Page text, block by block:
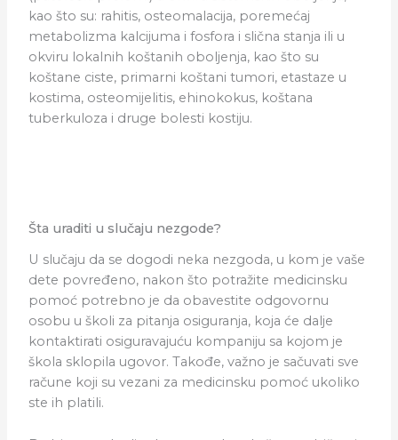
kao što su: rahitis, osteomalacija, poremećaj
metabolizma kalcijuma i fosfora i slična stanja ili u
okviru lokalnih koštanih oboljenja, kao što su
koštane ciste, primarni koštani tumori, etastaze u
kostima, osteomijelitis, ehinokokus, koštana
tuberkuloza i druge bolesti kostiju.
Šta uraditi u slučaju nezgode?
U slučaju da se dogodi neka nezgoda, u kom je vaše
dete povređeno, nakon što potražite medicinsku
pomoć potrebno je da obavestite odgovornu
osobu u školi za pitanja osiguranja, koja će dalje
kontaktirati osiguravajuću kompaniju sa kojom je
škola sklopila ugovor. Takođe, važno je sačuvati sve
račune koji su vezani za medicinsku pomoć ukoliko
ste ih platili.